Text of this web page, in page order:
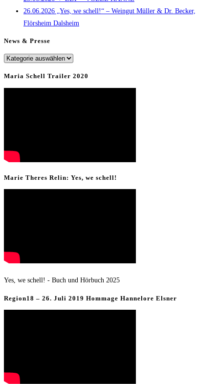
26.06.2026 „Yes, we schell!“ – Weingut Müller & Dr. Becker,
Flörsheim Dalsheim
News & Presse
News
Maria Schell Trailer 2020
Marie Theres Relin: Yes, we schell!
Yes, we schell! - Buch und Hörbuch 2025
Region18 – 26. Juli 2019 Hommage Hannelore Elsner